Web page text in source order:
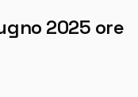
2025 ore